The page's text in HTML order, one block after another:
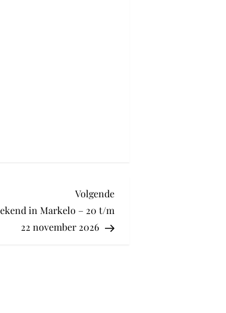
Volgend
bericht
Volgende
in Markelo – 20 t/m
22 november 2026